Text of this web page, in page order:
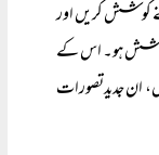
کوشش کریں اور
کوشش ہو۔ اس کے
ان جدیدتصورات